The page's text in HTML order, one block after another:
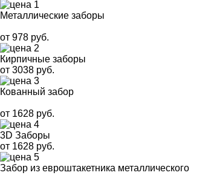
Металлические заборы
от 978 руб.
Кирпичные заборы
от 3038 руб.
Кованный забор
от 1628 руб.
3D Заборы
от 1628 руб.
Забор из евроштакетника металлического